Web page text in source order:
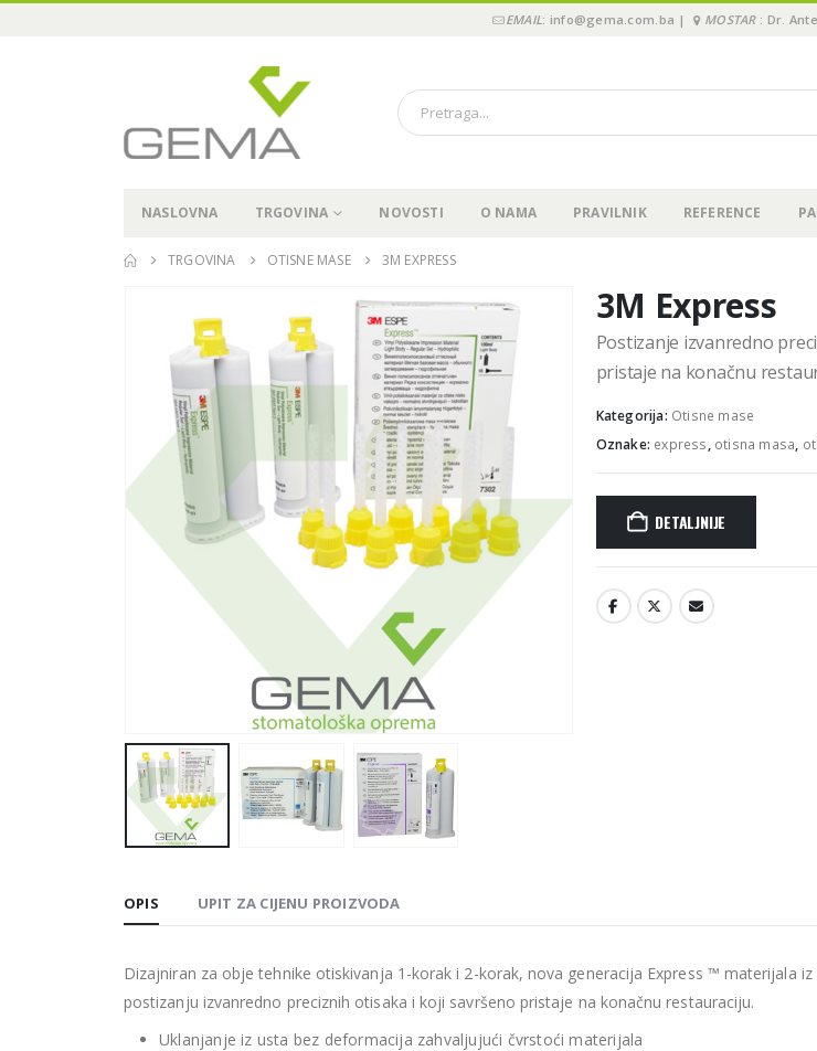
EMAIL: info@gema.com.ba | MOSTAR: Dr.
NASLOVNA TRGOVINA NOVOSTI O NAMA PRAVILNIK REFERENCE
TRGOVINA OTISNE MASE 3M EXPRESS
3M Express
Postizanje izvanredno
pristaje na konačnu
Kategorija: Otisne mase
Oznake: express, otisna masa,
DETALJNIJE
OPIS UPIT ZA CIJENU PROIZVODA
Dizajniran za obje tehnike otiskivanja 1-korak i 2-korak, nova generacija Express ™ materijala iz
postizanju izvanredno preciznih otisaka i koji savršeno pristaje na konačnu restauraciju.
Uklanjanje iz usta bez deformacija zahvaljujući čvrstoći materijala